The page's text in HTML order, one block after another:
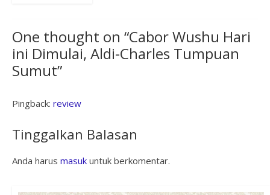
One thought on “Cabor Wushu Hari
ini Dimulai, Aldi-Charles Tumpuan
Sumut”
Pingback: review
Tinggalkan Balasan
Anda harus masukuntuk berkomentar.